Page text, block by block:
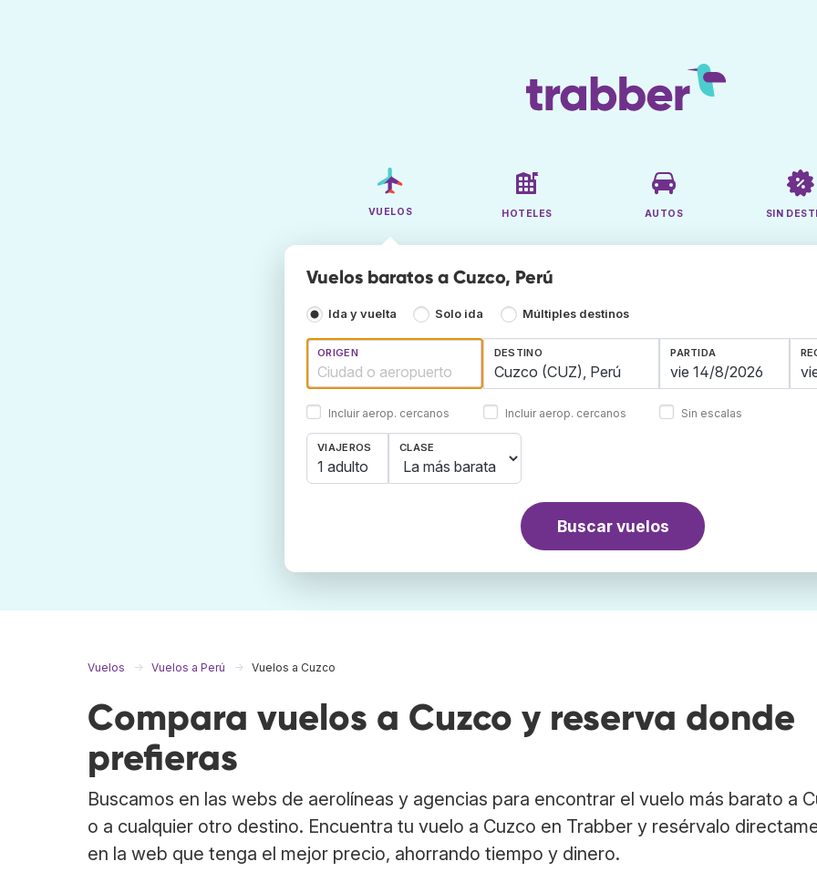
VUELOS HOTELES AUTOS SIN
Vuelos baratos a Cuzco, Perú
Ida y vuelta Solo ida Múltiples destinos
ORIGEN
Incluir aerop. cercanos
DESTINO
Incluir aerop. cercanos
PARTIDA
Sin escalas
VIAJEROS
1 adulto
CLASE
Buscar vuelos
Vuelos Vuelos a Perú Vuelos a Cuzco
Compara vuelos a Cuzco y reserva donde
prefieras
Buscamos en las webs de aerolíneas y agencias para encontrar el vuelo más barato a
o a cualquier otro destino. Encuentra tu vuelo a Cuzco en Trabber y resérvalo
en la web que tenga el mejor precio, ahorrando tiempo y dinero.